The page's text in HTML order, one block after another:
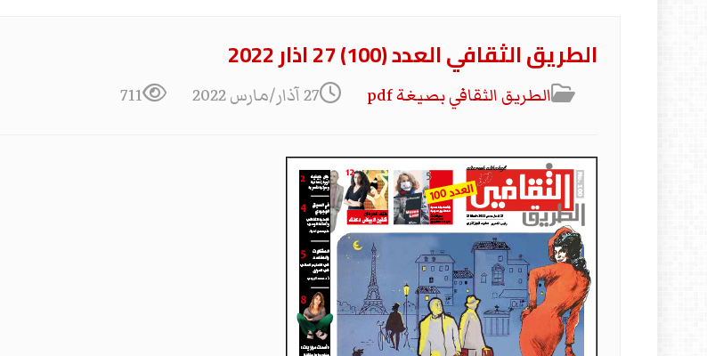
الطريق الثقافي العدد (100) 27 اذار 2022
الطریق الثقافي بصیغة pdf 27 آذار/مارس 2022 711